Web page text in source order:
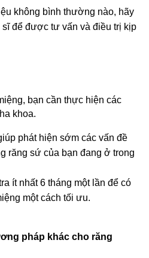
không bình thường nào, hãy
sĩ để được tư vấn và điều trị kịp
bạn cần thực hiện các
khoa.
phát hiện sớm các vấn đề
răng sứ của bạn đang ở trong
ít nhất 6 tháng một lần để có
một cách tối ưu.
pháp khác cho răng